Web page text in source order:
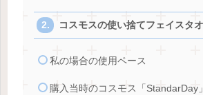
コスモスの使い捨てフェイスタ
私の場合の使用ペース
購入当時のコスモス「StandarDay